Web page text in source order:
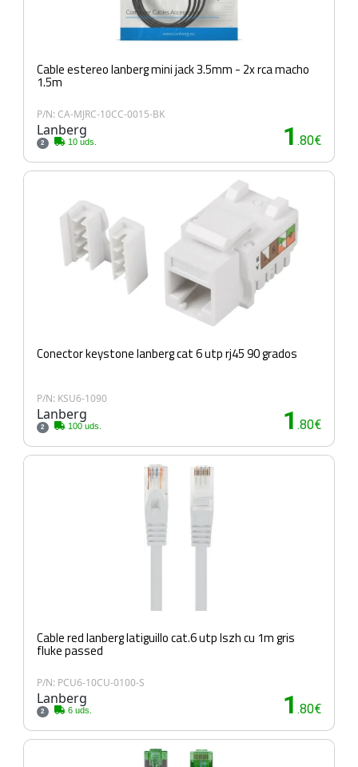
Cable estereo lanberg mini jack 3.5mm - 2x rca macho
1.5m
P/N: CA-MJRC-10CC-0015-BK
Lanberg
2 10 uds. 1 .80€
Conector keystone lanberg cat 6 utp rj45 90 grados
P/N: KSU6-1090
Lanberg
2 100 uds. 1 .80€
Cable red lanberg latiguillo cat.6 utp lszh cu 1m gris
fluke passed
P/N: PCU6-10CU-0100-S
Lanberg
2 6 uds. 1 .80€